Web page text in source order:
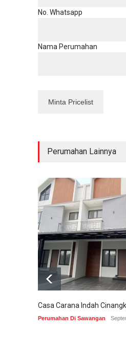
No. Whatsapp
Nama Perumahan
Perumahan Lainnya
Casa Carana Indah
Perumahan Di Sawangan